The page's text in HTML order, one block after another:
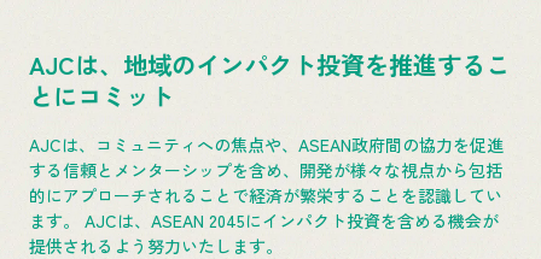
AJCは、地域のインパクト投資を推進するこ
とにコミット
AJCは、コミュニティへの焦点や、ASEAN政府間の協力を促進
する信頼とメンターシップを含め、開発が様々な視点から包括
的にアプローチされることで経済が繁栄することを認識してい
ます。 AJCは、ASEAN 2045にインパクト投資を含める機会が
提供されるよう努力いたします。